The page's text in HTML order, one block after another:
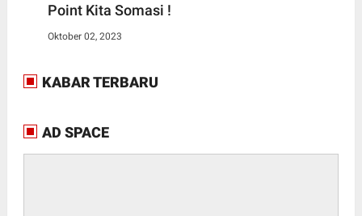
Point Kita Somasi !
Oktober 02, 2023
KABAR TERBARU
AD SPACE